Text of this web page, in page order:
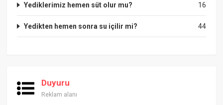
16
Yediklerimiz hemen süt olur mu?
44
Yedikten hemen sonra su içilir mi?
Duyuru
Reklam alanı